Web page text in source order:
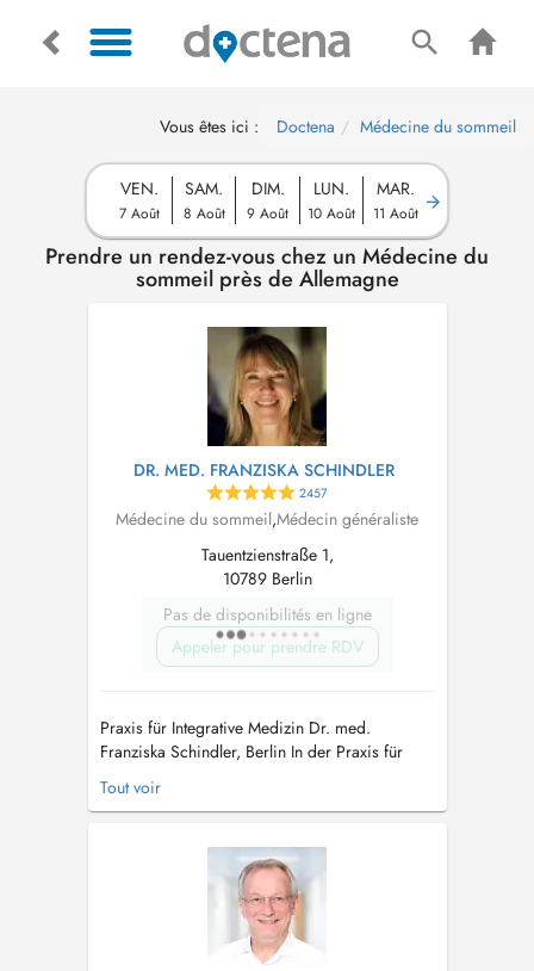
Vous êtes ici : Doctena Médecine du sommeil
VEN.
7 Août
SAM.
8 Août
DIM.
9 Août
LUN.
10 Août
MAR.
11 Août
Prendre un rendez-vous chez un Médecine du
sommeil près de Allemagne
DR. MED. FRANZISKA SCHINDLER
2457
Médecine du sommeil,Médecin généraliste
Tauentzienstraße 1,
10789 Berlin
Pas de disponibilités en ligne
Appeler pour prendre RDV
Praxis für Integrative Medizin Dr. med.
Franziska Schindler, Berlin In der Praxis für
Integrative Medizin am Wittenbergplatz in
Berlin verbindet Dr. med. Franziska Schindler
naturheilkundlichen Verfahren. Mit über 30
Jahren Erfahrung als Fachärztin für All...
Tout voir